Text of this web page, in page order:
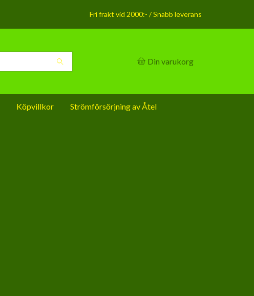
Fri frakt vid 2000:- / Snabb leverans
Din varukorg
Köpvillkor Strömförsörjning av Åtel